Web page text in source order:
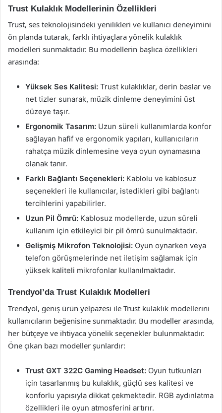
Trust Kulaklık Modellerinin Özellikleri
Trust, ses teknolojisindeki yenilikleri ve kullanıcı deneyimini
ön planda tutarak, farklı ihtiyaçlara yönelik kulaklık
modelleri sunmaktadır. Bu modellerin başlıca özellikleri
arasında:
Yüksek Ses Kalitesi: Trust kulaklıklar, derin baslar ve
net tizler sunarak, müzik dinleme deneyimini üst
düzeye taşır.
Ergonomik Tasarım: Uzun süreli kullanımlarda konfor
sağlayan hafif ve ergonomik yapıları, kullanıcıların
rahatça müzik dinlemesine veya oyun oynamasına
olanak tanır.
Farklı Bağlantı Seçenekleri: Kablolu ve kablosuz
seçenekleri ile kullanıcılar, istedikleri gibi bağlantı
tercihlerini yapabilirler.
Uzun Pil Ömrü: Kablosuz modellerde, uzun süreli
kullanım için etkileyici bir pil ömrü sunulmaktadır.
Gelişmiş Mikrofon Teknolojisi: Oyun oynarken veya
telefon görüşmelerinde net iletişim sağlamak için
yüksek kaliteli mikrofonlar kullanılmaktadır.
Trendyol’da Trust Kulaklık Modelleri
Trendyol, geniş ürün yelpazesi ile Trust kulaklık modellerini
kullanıcıların beğenisine sunmaktadır. Bu modeller arasında,
her bütçeye ve ihtiyaca yönelik seçenekler bulunmaktadır.
Öne çıkan bazı modeller şunlardır:
Trust GXT 322C Gaming Headset: Oyun tutkunları
için tasarlanmış bu kulaklık, güçlü ses kalitesi ve
konforlu yapısıyla dikkat çekmektedir. RGB aydınlatma
özellikleri ile oyun atmosferini artırır.